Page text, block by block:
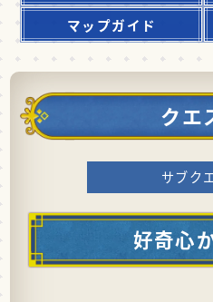
マップガイド
クエ
サブク
好奇心